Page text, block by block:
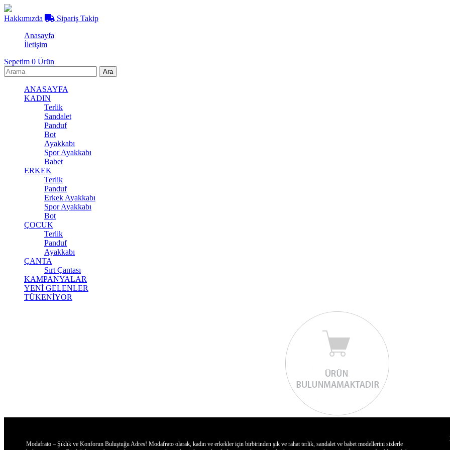
Hakkımızda
Sipariş Takip
Anasayfa
İletişim
Sepetim 0 Ürün
ANASAYFA
KADIN
Terlik
Sandalet
Panduf
Bot
Ayakkabı
Spor Ayakkabı
Babet
ERKEK
Terlik
Panduf
Erkek Ayakkabı
Spor Ayakkabı
Bot
ÇOCUK
Terlik
Panduf
Ayakkabı
ÇANTA
Sırt Çantası
KAMPANYALAR
YENİ GELENLER
TÜKENİYOR
Modafrato – Şıklık ve Konforun Buluştuğu Adres! Modafrato olarak, kadın ve erkekler için birbirinden şık ve rahat terlik, sandalet ve babet modellerini sizlerle